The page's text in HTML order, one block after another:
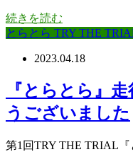
続きを読む
とらとら TRY THE
2023.04.18
『とらとら』
うございました
第1回TRY THE TRIAL